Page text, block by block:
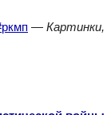
— Картинки,